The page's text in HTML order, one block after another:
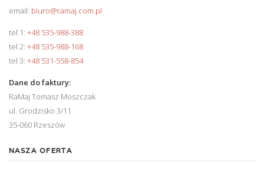
email: biuro@ramaj.com.pl
tel 1: +48 535-988-388
tel 2: +48 535-988-168
tel 3: +48 531-558-854
Dane do faktury:
RaMaj Tomasz Moszczak
ul. Grodzisko 3/11
35-060 Rzeszów
NASZA OFERTA